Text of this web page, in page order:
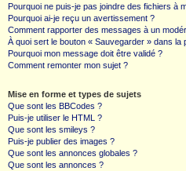
Pourquoi ne puis-je pas joindre des fichiers à
Pourquoi ai-je reçu un avertissement ?
Comment rapporter des messages à un
À quoi sert le bouton « Sauvegarder » dans la
Pourquoi mon message doit être validé ?
Comment remonter mon sujet ?
Mise en forme et types de sujets
Que sont les BBCodes ?
Puis-je utiliser le HTML ?
Que sont les smileys ?
Puis-je publier des images ?
Que sont les annonces globales ?
Que sont les annonces ?